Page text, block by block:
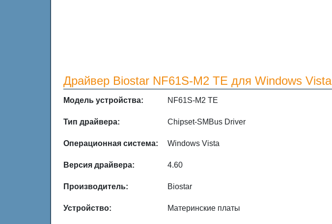
Драйвер Biostar NF61S-M2 TE для Windows Vista
Модель устройства: NF61S-M2 TE
Тип драйвера: Chipset-SMBus Driver
Операционная система: Windows Vista
Версия драйвера: 4.60
Производитель: Biostar
Устройство: Материнские платы